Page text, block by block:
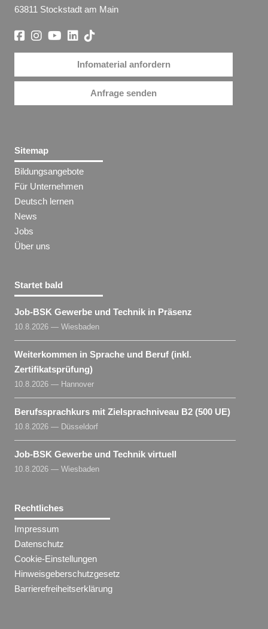
63811 Stockstadt am Main
Infomaterial anfordern
Anfrage senden
Sitemap
Bildungsangebote
Für Unternehmen
Deutsch lernen
News
Jobs
Über uns
Startet bald
Job-BSK Gewerbe und Technik in Präsenz
10.8.2026 — Wiesbaden
Weiterkommen in Sprache und Beruf (inkl.
Zertifikatsprüfung)
10.8.2026 — Hannover
Berufssprachkurs mit Zielsprachniveau B2 (500 UE)
10.8.2026 — Düsseldorf
Job-BSK Gewerbe und Technik virtuell
10.8.2026 — Wiesbaden
Rechtliches
Impressum
Datenschutz
Cookie-Einstellungen
Hinweisgeberschutzgesetz
Barrierefreiheitserklärung